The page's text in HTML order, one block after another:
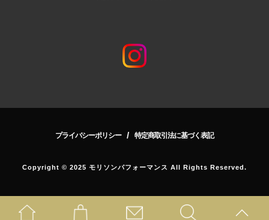
プライバシーポリシー / 特定商取引法に基づく表記
Copyright © 2025 モリソンパフォーマンス All Rights Reserved.